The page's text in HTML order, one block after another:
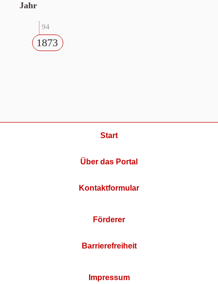
Jahr
94
1873
Start
Über das Portal
Kontaktformular
Förderer
Barrierefreiheit
Impressum